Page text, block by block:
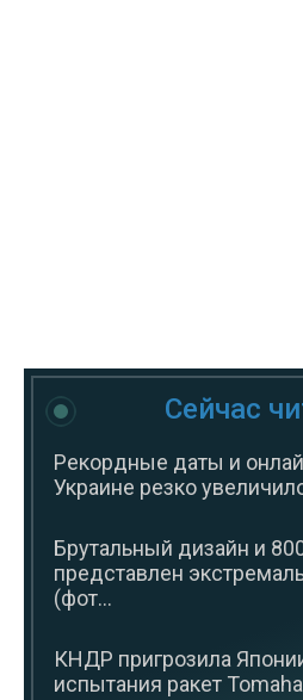
Сейчас
Рекордные даты и
Украине резко
Брутальный дизайн и
представлен
(фот...
КНДР пригрозила
испытания ракет